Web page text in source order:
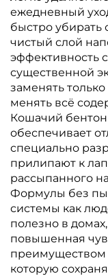
ежедневный
быстро убирать
чистый слой
эффективность
существенной
заменять
менять всё
Кошачий
обеспечивает
специально
прилипают к
рассыпанного
Формулы без
системы как
полезно в
повышенная
преимуществом
которую